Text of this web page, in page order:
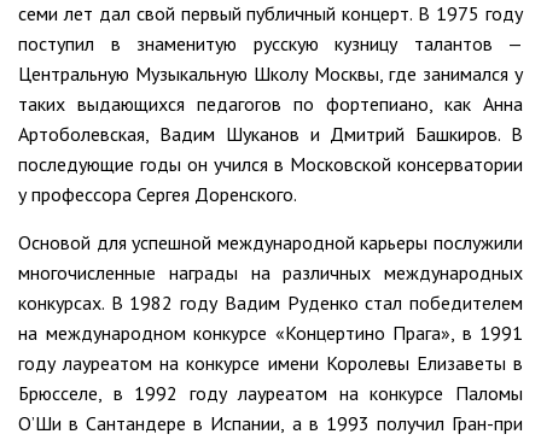
семи лет дал свой первый публичный концерт. В 1975 году
поступил в знаменитую русскую кузницу талантов —
Центральную Музыкальную Школу Москвы, где занимался у
таких выдающихся педагогов по фортепиано, как Анна
Артоболевская, Вадим Шуканов и Дмитрий Башкиров. В
последующие годы он учился в Московской консерватории
у профессора Сергея Доренского.
Основой для успешной международной карьеры послужили
многочисленные награды на различных международных
конкурсах. В 1982 году Вадим Руденко стал победителем
на международном конкурсе «Концертино Прага», в 1991
году лауреатом на конкурсе имени Королевы Елизаветы в
Брюсселе, в 1992 году лауреатом на конкурсе Паломы
О’Ши в Сантандере в Испании, а в 1993 получил Гран-при